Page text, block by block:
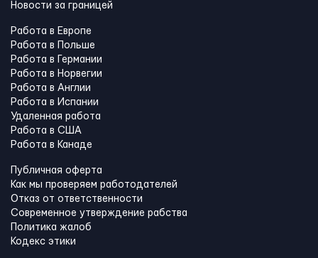
Новости за границей
Работа в Европе
Работа в Польше
Работа в Германии
Работа в Норвегии
Работа в Англии
Работа в Испании
Удаленная работа
Работа в США
Работа в Канадe
Публичная оферта
Как мы проверяем работодателей
Отказ от ответственности
Современное утверждение рабства
Политика жалоб
Кодекс этики